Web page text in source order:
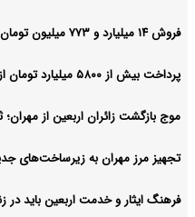
فروش ۱۴ میلیارد و ۷۷۳ میلیون تومان صنایع‌دستی ایلام در ایام اربعین
پرداخت بیش از ۵۸۰۰ میلیارد تومان از مطالبات گندمکاران ایلام
موج بازگشت زائران اربعین از مهران؛ ثبت ۶۸ هزار تردد در یک
تجهیز مرز مهران به زیرساخت‌های
فرهنگ ایثار و خدمت اربعین باید در